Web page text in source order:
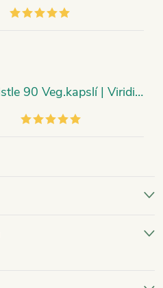
Ostropestřec - Milk Thistle 90 Veg.kapslí | Viridian